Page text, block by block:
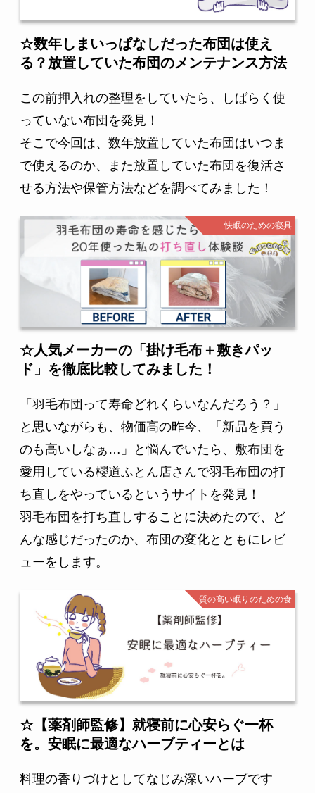
☆数年しまいっぱなしだった布団は使え
る？放置していた布団のメンテナンス方法
この前押入れの整理をしていたら、しばらく使
っていない布団を発見！
そこで今回は、数年放置していた布団はいつま
で使えるのか、また放置していた布団を復活さ
せる方法や保管方法などを調べてみました！
快眠のための寝具
☆人気メーカーの「掛け毛布＋敷きパッ
ド」を徹底比較してみました！
「羽毛布団って寿命どれくらいなんだろう？」
と思いながらも、物価高の昨今、「新品を買う
のも高いしなぁ…」と悩んでいたら、敷布団を
愛用している櫻道ふとん店さんで羽毛布団の打
ち直しをやっているというサイトを発見！
羽毛布団を打ち直しすることに決めたので、ど
んな感じだったのか、布団の変化とともにレビ
ューをします。
質の高い眠りのための食
☆【薬剤師監修】就寝前に心安らぐ一杯
を。安眠に最適なハーブティーとは
料理の香りづけとしてなじみ深いハーブです